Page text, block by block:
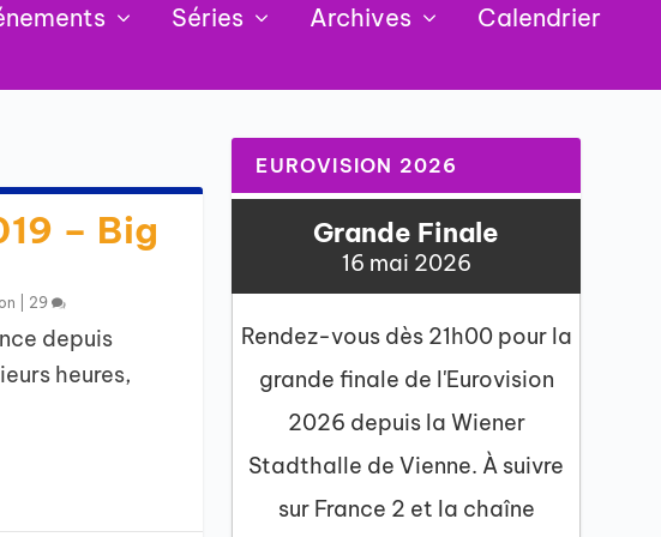
Séries Archives Calendrier
– Big
29
depuis
heures,
EUROVISION 2026
Grande Finale
16 mai 2026
Rendez-vous dès 21h00 pour la
grande finale de l'Eurovision
2026 depuis la Wiener
Stadthalle de Vienne. À suivre
sur France 2 et la chaîne